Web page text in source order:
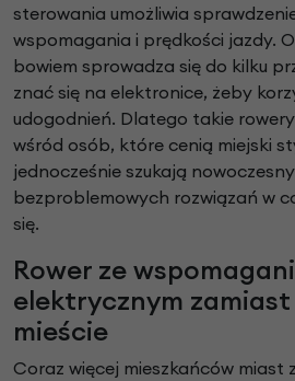
sterowania umożliwia
wspomagania i prędkości jazdy.
bowiem sprowadza się do kilku
znać się na elektronice, żeby
udogodnień. Dlatego takie
wśród osób, które cenią miejski
jednocześnie szukają
bezproblemowych rozwiązań w
się.
Rower ze
elektrycznym
mieście
Coraz więcej mieszkańców miast